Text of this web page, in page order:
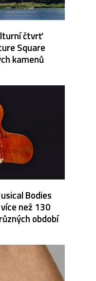
čtvrť
Square
kamenů
Bodies
než 130
období